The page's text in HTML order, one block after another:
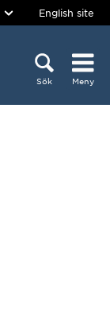
English site
Sök Meny